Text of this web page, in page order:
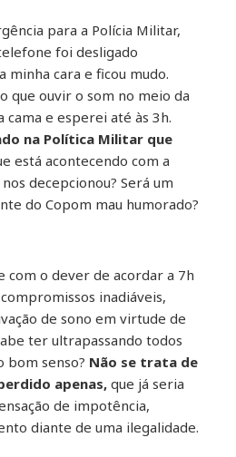
para a Polícia Militar,
foi desligado
cara e ficou mudo.
que ouvir o som no meio da
cama e esperei até às 3h.
na Política Militar que
está acontecendo com a
decepcionou? Será um
do Copom mau humorado?
com o dever de acordar a 7h
inadiáveis,
de sono em virtude de
ter ultrapassando todos
bom senso? Não se trata de
apenas, que já seria
de impotência,
diante de uma ilegalidade.